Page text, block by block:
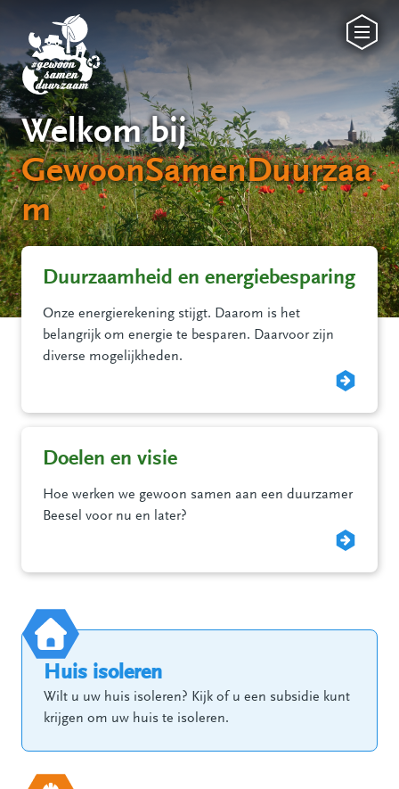
Welkom bij
GewoonSamenDuurzaa
m
Duurzaamheid en energiebesparing
Onze energierekening stijgt. Daarom is het
belangrijk om energie te besparen. Daarvoor zijn
diverse mogelijkheden.
Doelen en visie
Hoe werken we gewoon samen aan een duurzamer
Beesel voor nu en later?
Huis isoleren
Wilt u uw huis isoleren? Kijk of u een subsidie kunt
krijgen om uw huis te isoleren.